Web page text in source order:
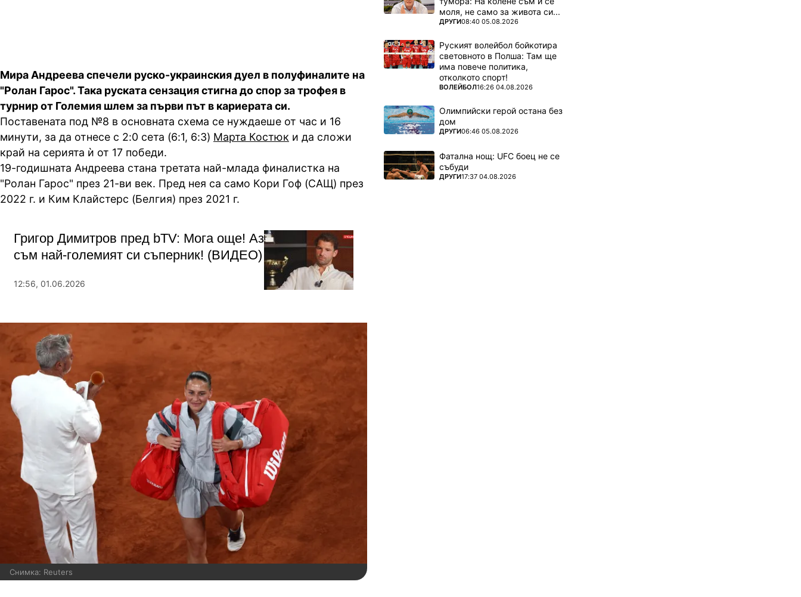
Мира Андреева спечели руско-украинския дуел в полуфиналите на
"Ролан Гарос". Така руската сензация стигна до спор за трофея в
турнир от Големия шлем за първи път в кариерата си.
Поставената под №8 в основната схема се нуждаеше от час и 16
минути, за да отнесе с 2:0 сета (6:1, 6:3) Марта Костюк и да сложи
край на серията ѝ от 17 победи.
19-годишната Андреева стана третата най-млада финалистка на
"Ролан Гарос" през 21-ви век. Пред нея са само Кори Гоф (САЩ) през
2022 г. и Ким Клайстерс (Белгия) през 2021 г.
Григор Димитров пред bTV: Мога още! Аз
съм най-големият си съперник! (ВИДЕО)
12:56, 01.06.2026
Снимка: Reuters
моля, не само за живота си...
ПОВЕЧЕ ОТ
ДРУГИ08:40 05.08.2026
Руският волейбол бойкотира
световното в Полша: Там ще
има повече политика,
отколкото спорт!
ПОВЕЧЕ ОТ
ВОЛЕЙБОЛ16:26 04.08.2026
Олимпийски герой остана без
дом
ПОВЕЧЕ ОТ
ДРУГИ06:46 05.08.2026
Фатална нощ: UFC боец не се
събуди
ПОВЕЧЕ ОТ
ДРУГИ17:37 04.08.2026